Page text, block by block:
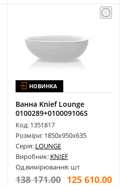
НОВИНКА
Ванна Knief Lounge
0100289+010009106S
1850х950х635 G...
Код: 1351817
Розміри: 1850х950х635
Серія: LOUNGE
Виробник: KNIEF
Од.вимірювання: шт
138 171.00 125 610.00